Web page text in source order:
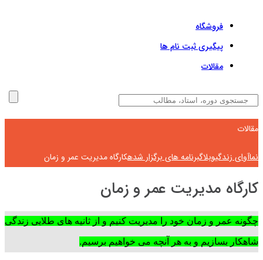
فروشگاه
پیگیری ثبت نام ها
مقالات
مقالات
نماآوای زندگیوبلاگبرنامه های برگزار شدهکارگاه مدیریت عمر و زمان
کارگاه مدیریت عمر و زمان
چگونه عمر و زمان خود را مدیریت کنیم و از ثانیه های طلایی زندگی
شاهکار بسازیم و به هر آنچه می خواهیم برسیم.